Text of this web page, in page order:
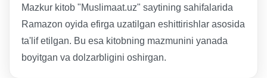
Mazkur kitob "Muslimaat.uz" saytining sahifalarida
Ramazon oyida efirga uzatilgan eshittirishlar asosida
ta'lif etilgan. Bu esa kitobning mazmunini yanada
boyitgan va dolzarbligini oshirgan.